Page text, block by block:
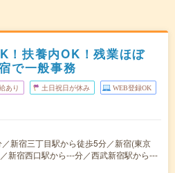
！扶養内OK！残業ほぼ
で一般事務
あり 土日祝日が休み WEB登録OK
新宿三丁目駅から徒歩5分／新宿(東京
新宿西口駅から---分／西武新宿駅から---